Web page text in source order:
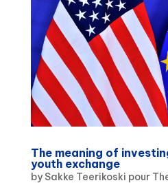
The meaning of
youth exchange
by Sakke Teerikoski pour